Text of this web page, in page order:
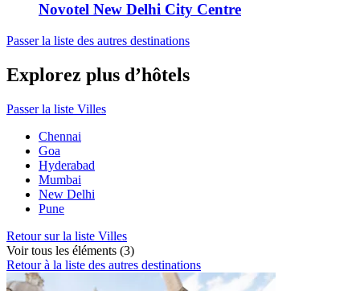
Novotel New Delhi City Centre
Passer la liste des autres destinations
Explorez plus d’hôtels
Passer la liste Villes
Chennai
Goa
Hyderabad
Mumbai
New Delhi
Pune
Retour sur la liste Villes
Voir tous les éléments (3)
Retour à la liste des autres destinations